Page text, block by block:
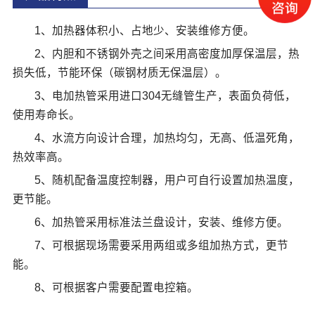
1、加热器体积小、占地少、安装维修方便。
2、内胆和不锈钢外壳之间采用高密度加厚保温层，热
损失低，节能环保（碳钢材质无保温层）。
3、电加热管采用进口304无缝管生产，表面负荷低，
使用寿命长。
4、水流方向设计合理，加热均匀，无高、低温死角，
热效率高。
5、随机配备温度控制器，用户可自行设置加热温度，
更节能。
6、加热管采用标准法兰盘设计，安装、维修方便。
7、可根据现场需要采用两组或多组加热方式，更节
能。
8、可根据客户需要配置电控箱。